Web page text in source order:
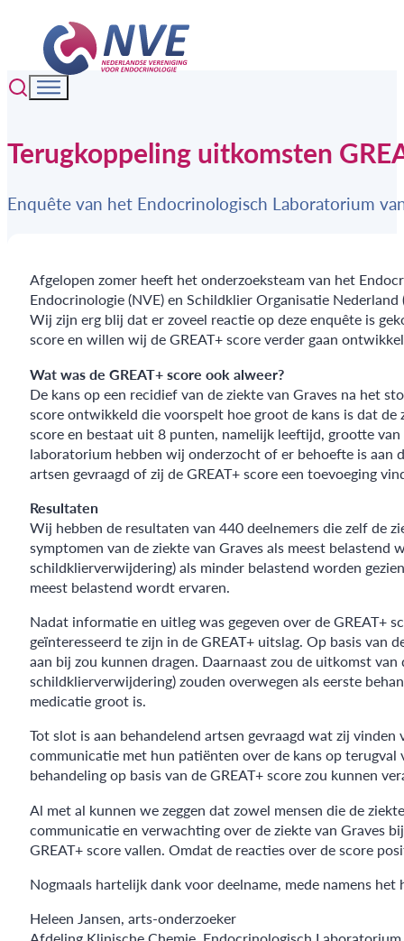
Terugkoppeling uitkomsten
Enquête van het Endocrinologisch Laboratorium
Afgelopen zomer heeft het onderzoeksteam van het
Endocrinologie (NVE) en Schildklier Organisatie
Wij zijn erg blij dat er zoveel reactie op deze enquête is
score en willen wij de GREAT+ score verder gaan
Wat was de GREAT+ score ook alweer?
De kans op een recidief van de ziekte van Graves na het
score ontwikkeld die voorspelt hoe groot de kans is dat de
score en bestaat uit 8 punten, namelijk leeftijd, grootte
laboratorium hebben wij onderzocht of er behoefte is aan
artsen gevraagd of zij de GREAT+ score een toevoeging
Resultaten
Wij hebben de resultaten van 440 deelnemers die zelf de
symptomen van de ziekte van Graves als meest
schildklierverwijdering) als minder belastend worden
meest belastend wordt ervaren.
Nadat informatie en uitleg was gegeven over de GREAT+
geïnteresseerd te zijn in de GREAT+ uitslag. Op basis van
aan bij zou kunnen dragen. Daarnaast zou de uitkomst
schildklierverwijdering) zouden overwegen als eerste
medicatie groot is.
Tot slot is aan behandelend artsen gevraagd wat zij
communicatie met hun patiënten over de kans op terugval
behandeling op basis van de GREAT+ score zou kunnen
Al met al kunnen we zeggen dat zowel mensen die de
communicatie en verwachting over de ziekte van Graves
GREAT+ score vallen. Omdat de reacties over de score
Nogmaals hartelijk dank voor deelname, mede namens het
Heleen Jansen, arts-onderzoeker